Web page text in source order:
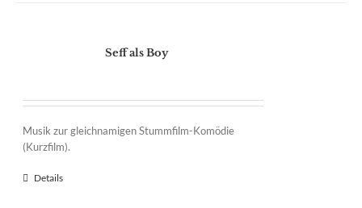
Seff als Boy
Musik zur gleichnamigen Stummfilm-Komödie
(Kurzfilm).
Details